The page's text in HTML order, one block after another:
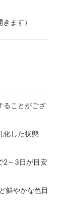
きます）
ることがござ
化した状態
2～3日が目安
鮮やかな色目